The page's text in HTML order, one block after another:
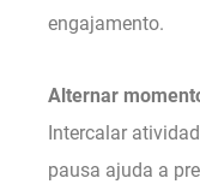
engajamento.
Alternar
Intercalar
pausa ajuda a